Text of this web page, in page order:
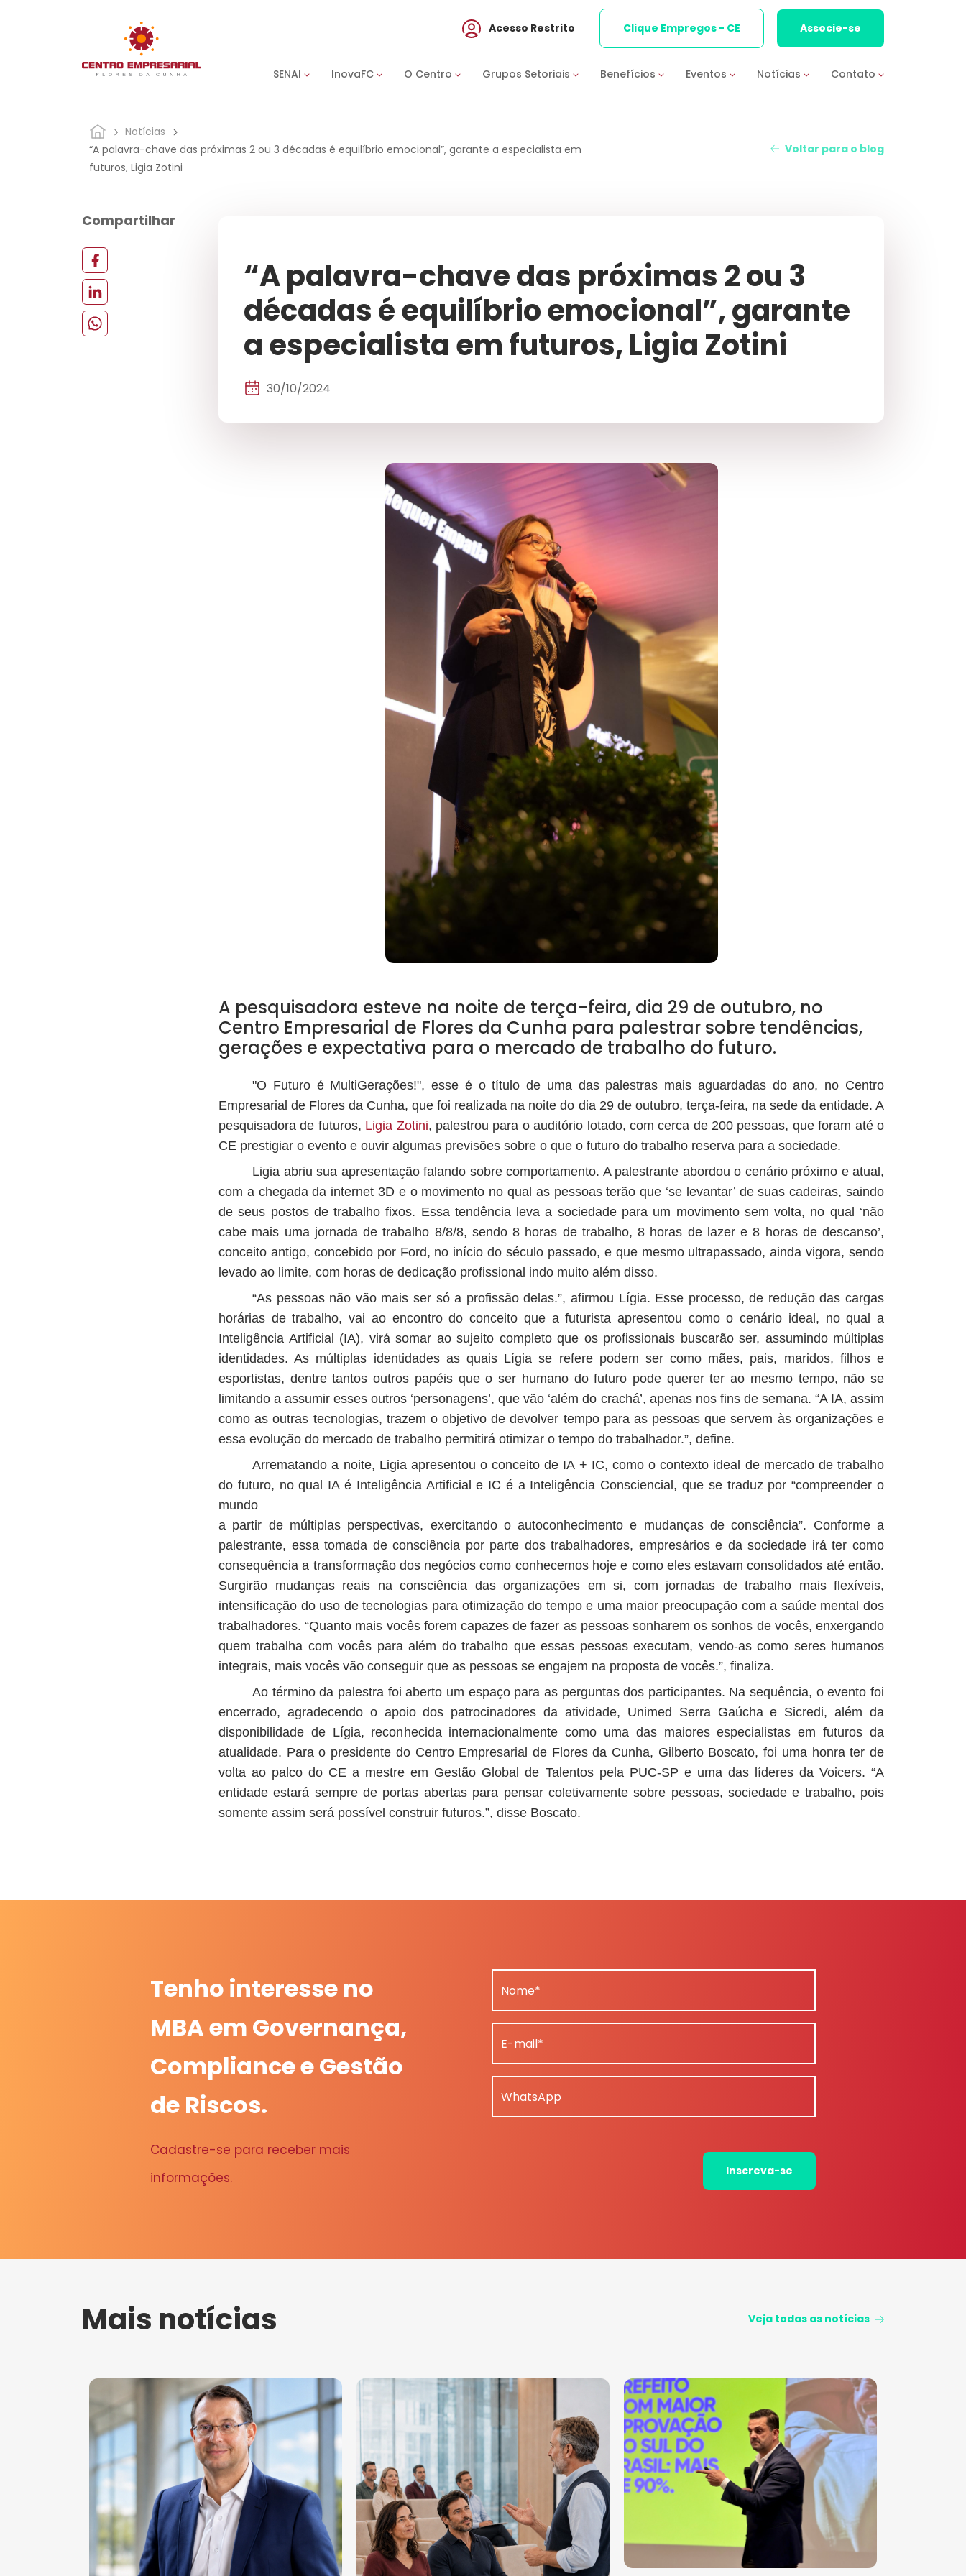
SENAI InovaFC O Centro Grupos Setoriais Benefícios Eventos Notícias Contato
Acesso Restrito Clique Empregos - CE Associe-se
Notícias
“A palavra-chave das próximas 2 ou 3 décadas é equilíbrio emocional”, garante a especialista em
futuros, Ligia Zotini
Voltar para o blog
Compartilhar
“A palavra-chave das próximas 2 ou 3
décadas é equilíbrio emocional”, garante
a especialista em futuros, Ligia Zotini
30/10/2024
A pesquisadora esteve na noite de terça-feira, dia 29 de outubro, no
Centro Empresarial de Flores da Cunha para palestrar sobre tendências,
gerações e expectativa para o mercado de trabalho do futuro.
"O Futuro é MultiGerações!", esse é o título de uma das palestras mais aguardadas do ano, no Centro
Empresarial de Flores da Cunha, que foi realizada na noite do dia 29 de outubro, terça-feira, na sede da entidade. A
pesquisadora de futuros, Ligia Zotini, palestrou para o auditório lotado, com cerca de 200 pessoas, que foram até o
CE prestigiar o evento e ouvir algumas previsões sobre o que o futuro do trabalho reserva para a sociedade.
Ligia abriu sua apresentação falando sobre comportamento. A palestrante abordou o cenário próximo e atual,
com a chegada da internet 3D e o movimento no qual as pessoas terão que ‘se levantar’ de suas cadeiras, saindo
de seus postos de trabalho fixos. Essa tendência leva a sociedade para um movimento sem volta, no qual ‘não
cabe mais uma jornada de trabalho 8/8/8, sendo 8 horas de trabalho, 8 horas de lazer e 8 horas de descanso’,
conceito antigo, concebido por Ford, no início do século passado, e que mesmo ultrapassado, ainda vigora, sendo
levado ao limite, com horas de dedicação profissional indo muito além disso.
“As pessoas não vão mais ser só a profissão delas.”, afirmou Lígia. Esse processo, de redução das cargas
horárias de trabalho, vai ao encontro do conceito que a futurista apresentou como o cenário ideal, no qual a
Inteligência Artificial (IA), virá somar ao sujeito completo que os profissionais buscarão ser, assumindo múltiplas
identidades. As múltiplas identidades as quais Lígia se refere podem ser como mães, pais, maridos, filhos e
esportistas, dentre tantos outros papéis que o ser humano do futuro pode querer ter ao mesmo tempo, não se
limitando a assumir esses outros ‘personagens’, que vão ‘além do crachá’, apenas nos fins de semana. “A IA, assim
como as outras tecnologias, trazem o objetivo de devolver tempo para as pessoas que servem às organizações e
essa evolução do mercado de trabalho permitirá otimizar o tempo do trabalhador.”, define.
Arrematando a noite, Ligia apresentou o conceito de IA + IC, como o contexto ideal de mercado de trabalho
do futuro, no qual IA é Inteligência Artificial e IC é a Inteligência Consciencial, que se traduz por “compreender o
mundo
a partir de múltiplas perspectivas, exercitando o autoconhecimento e mudanças de consciência”. Conforme a
palestrante, essa tomada de consciência por parte dos trabalhadores, empresários e da sociedade irá ter como
consequência a transformação dos negócios como conhecemos hoje e como eles estavam consolidados até então.
Surgirão mudanças reais na consciência das organizações em si, com jornadas de trabalho mais flexíveis,
intensificação do uso de tecnologias para otimização do tempo e uma maior preocupação com a saúde mental dos
trabalhadores. “Quanto mais vocês forem capazes de fazer as pessoas sonharem os sonhos de vocês, enxergando
quem trabalha com vocês para além do trabalho que essas pessoas executam, vendo-as como seres humanos
integrais, mais vocês vão conseguir que as pessoas se engajem na proposta de vocês.”, finaliza.
Ao término da palestra foi aberto um espaço para as perguntas dos participantes. Na sequência, o evento foi
encerrado, agradecendo o apoio dos patrocinadores da atividade, Unimed Serra Gaúcha e Sicredi, além da
disponibilidade de Lígia, reconhecida internacionalmente como uma das maiores especialistas em futuros da
atualidade. Para o presidente do Centro Empresarial de Flores da Cunha, Gilberto Boscato, foi uma honra ter de
volta ao palco do CE a mestre em Gestão Global de Talentos pela PUC-SP e uma das líderes da Voicers. “A
entidade estará sempre de portas abertas para pensar coletivamente sobre pessoas, sociedade e trabalho, pois
somente assim será possível construir futuros.”, disse Boscato.
Tenho interesse no
MBA em Governança,
Compliance e Gestão
de Riscos.
Cadastre-se para receber mais
informações.
Nome*
E-mail*
WhatsApp
Inscreva-se
Mais notícias Veja todas as notícias